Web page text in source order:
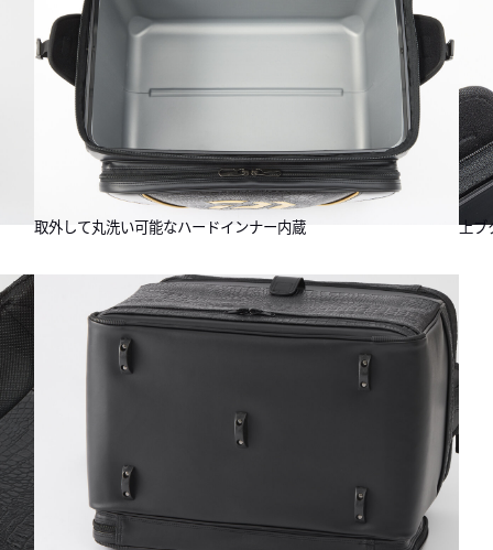
取外して丸洗い可能なハードインナー内蔵 上ブ